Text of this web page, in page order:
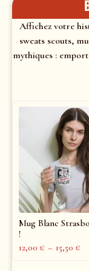
Affichez votre
sweats scouts,
mythiques :
Mug Blanc
!
12,00 € – 15,50 €